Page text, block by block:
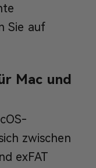
Sie auf
Mac und
zwischen
exFAT